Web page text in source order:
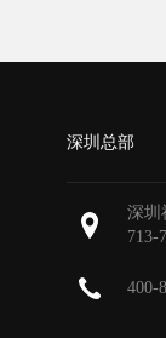
深圳总部
深圳
713-
400-